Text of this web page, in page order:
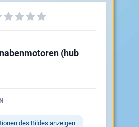
(hub
des Bildes anzeigen